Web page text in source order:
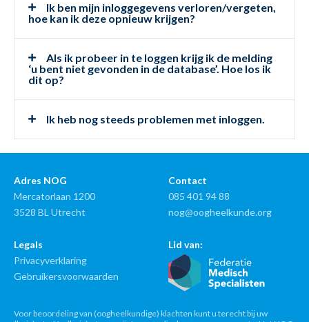
Ik ben mijn inloggegevens verloren/vergeten,
hoe kan ik deze opnieuw krijgen?
Als ik probeer in te loggen krijg ik de melding
‘u bent niet gevonden in de database’. Hoe los ik
dit op?
Ik heb nog steeds problemen met inloggen.
Adres NOG
Mercatorlaan 1200
3528 BL Utrecht
Contact
085 401 94 88
nog@oogheelkunde.org
Legals
Privacyverklaring
Gebruikersvoorwaarden
Lid van:
Voor beoordeling van (oogheelkundige) klachten kunt u terecht bij uw